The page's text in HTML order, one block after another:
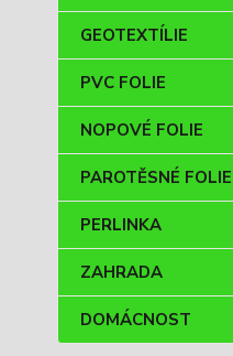
GEOTEXTÍLIE
PVC FOLIE
NOPOVÉ FOLIE
PAROTĚSNÉ FOLIE
PERLINKA
ZAHRADA
DOMÁCNOST